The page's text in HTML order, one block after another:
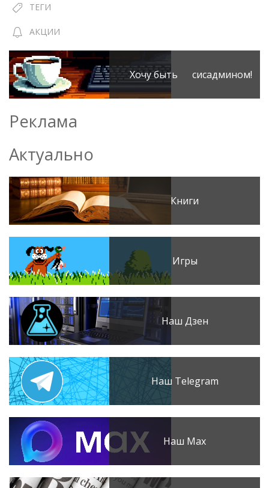
ТЕГИ
АКЦИИ
Хочу быть сисадмином!
Реклама
Актуально
Книги
Игры
Наш Дзен
Наш Telegram
Наш Max